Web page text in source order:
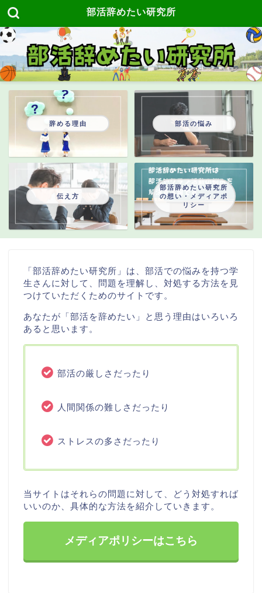
部活辞めたい研究所
辞める理由 部活の悩み
伝え方
部活辞めたい研究所
の想い・メディアポ
リシー
「部活辞めたい研究所」は、部活での悩みを持つ学
生さんに対して、問題を理解し、対処する方法を見
つけていただくためのサイトです。
あなたが「部活を辞めたい」と思う理由はいろいろ
あると思います。
部活の厳しさだったり
人間関係の難しさだったり
ストレスの多さだったり
当サイトはそれらの問題に対して、どう対処すれば
いいのか、具体的な方法を紹介していきます。
メディアポリシーはこちら